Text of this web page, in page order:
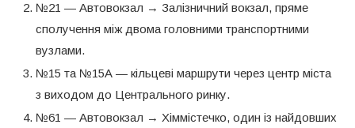
№21 — Автовокзал → Залізничний вокзал, пряме
сполучення між двома головними транспортними
вузлами.
№15 та №15А — кільцеві маршрути через центр міста
з виходом до Центрального ринку.
№61 — Автовокзал → Хіммістечко, один із найдовших